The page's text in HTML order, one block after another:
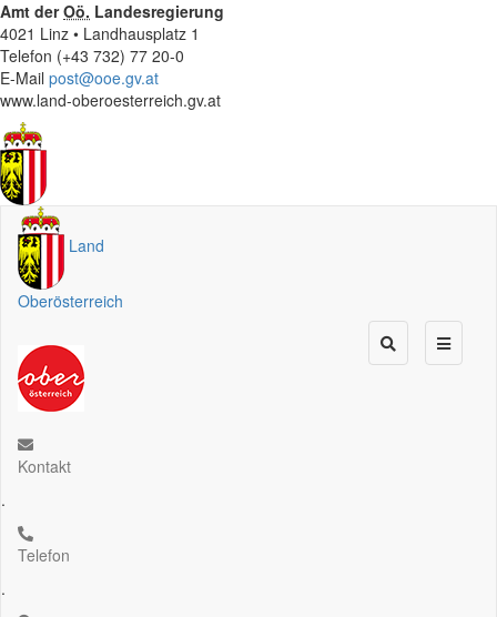
Amt derOö. Landesregierung
4021 Linz • Landhausplatz 1
Telefon (+43 732) 77 20-0
E-Mail post@ooe.gv.at
www.land-oberoesterreich.gv.at
Land
Oberösterreich
Kontakt
.
Telefon
.